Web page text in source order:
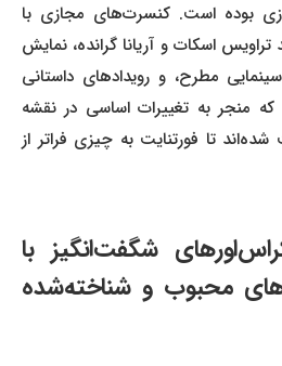
بوده است. کنسرت‌های مجازی با
اسکات و آریانا گرانده، نمایش
مطرح، و رویدادهای داستانی
به تغییرات اساسی در نقشه
تا فورتنایت به چیزی فراتر از
شگفت‌انگیز با
محبوب و شناخته‌شده